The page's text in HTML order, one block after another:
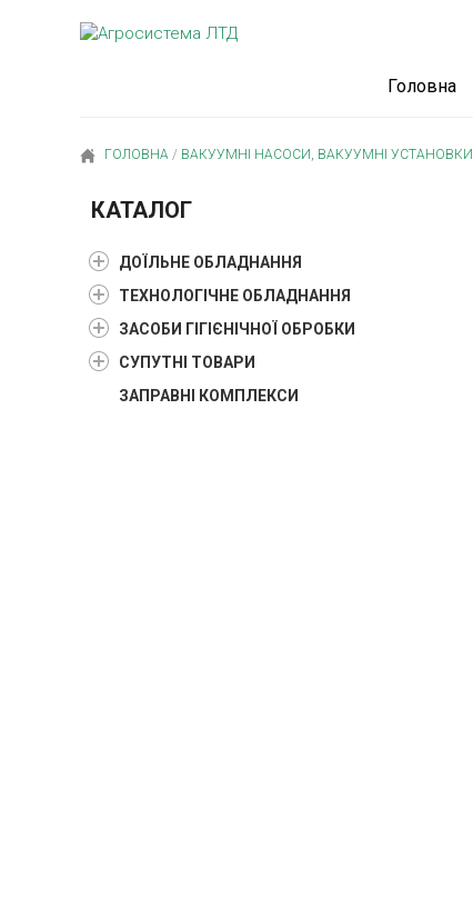
Головна
ГОЛОВНА / ВАКУУМНІ НАСОСИ, ВАКУУМНІ УСТАНОВКИ
КАТАЛОГ
ДОЇЛЬНЕ ОБЛАДНАННЯ
ТЕХНОЛОГІЧНЕ ОБЛАДНАННЯ
ЗАСОБИ ГІГІЄНІЧНОЇ ОБРОБКИ
СУПУТНІ ТОВАРИ
ЗАПРАВНІ КОМПЛЕКСИ